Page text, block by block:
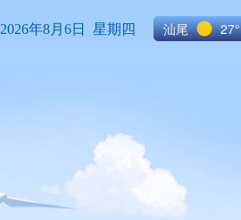
2026年8月6日 星期四 汕尾 27°